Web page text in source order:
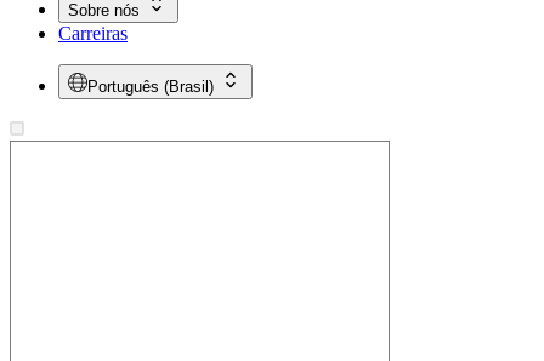
Sobre nós
Carreiras
Português (Brasil)